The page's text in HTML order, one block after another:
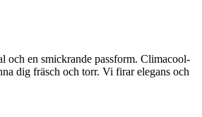
och en smickrande passform. Climacool-
dig fräsch och torr. Vi firar elegans och